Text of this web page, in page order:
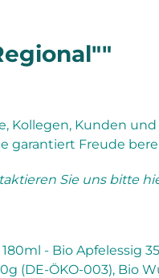
Kollegen, Kunden
Freude
Sie uns bitte
- Bio Apfelessig
(DE-ÖKO-003), Bio